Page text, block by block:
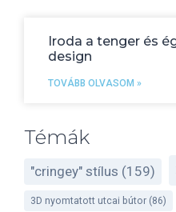
Iroda a tenger és
design
TOVÁBB OLVASOM »
Témák
"cringey" stílus (159)
3D nyomtatott utcai bútor (86)